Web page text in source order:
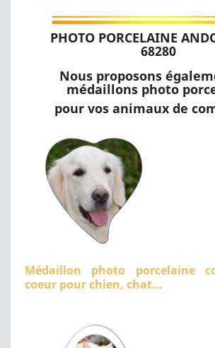
PHOTO PORCELAINE
68280
Nous proposons
médaillons photo
pour vos animaux de
Médaillon photo porcelaine
coeur pour chien, chat...